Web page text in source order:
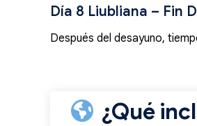
Día 8 Liubliana – Fin
Después del desayuno,
¿Qué